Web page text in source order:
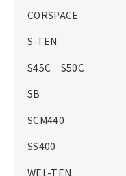
CORSPACE
S-TEN
S45C S50C
SB
SCM440
SS400
WEL-TEN